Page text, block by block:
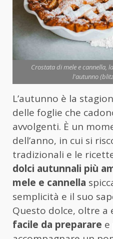
Crostata di mele e cannella,
l'autunno
L’autunno è la
delle foglie che
avvolgenti. È un
dell’anno, in cui si
tradizionali e le
dolci autunnali più
mele e cannella
semplicità e il suo
Questo dolce, oltre a
facile da preparare